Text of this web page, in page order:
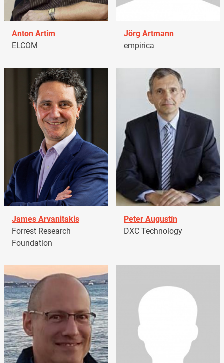
Anton Artim
ELCOM
Jörg Artmann
empirica
James Arvanitakis
Forrest Research
Foundation
Peter Augustín
DXC Technology